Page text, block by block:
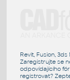
Revit, Fusion,
Zaregistrujte se
odpovídajícího
registrovat?